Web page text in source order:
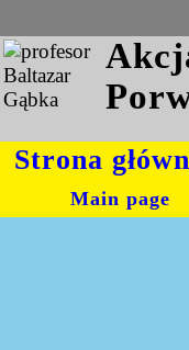
Strona
Main page